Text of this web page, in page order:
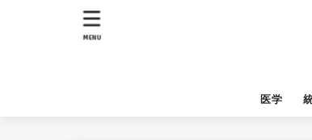
医学
MENU